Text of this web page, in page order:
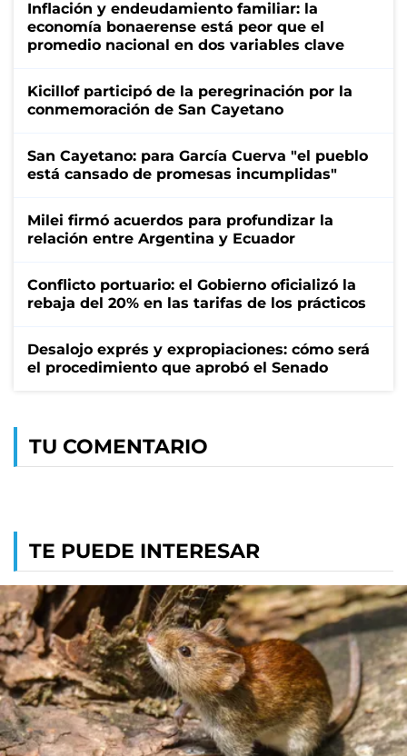
Inflación y endeudamiento familiar: la
economía bonaerense está peor que el
promedio nacional en dos variables clave
Kicillof participó de la peregrinación por la
conmemoración de San Cayetano
San Cayetano: para García Cuerva "el pueblo
está cansado de promesas incumplidas"
Milei firmó acuerdos para profundizar la
relación entre Argentina y Ecuador
Conflicto portuario: el Gobierno oficializó la
rebaja del 20% en las tarifas de los prácticos
Desalojo exprés y expropiaciones: cómo será
el procedimiento que aprobó el Senado
TU COMENTARIO
TE PUEDE INTERESAR